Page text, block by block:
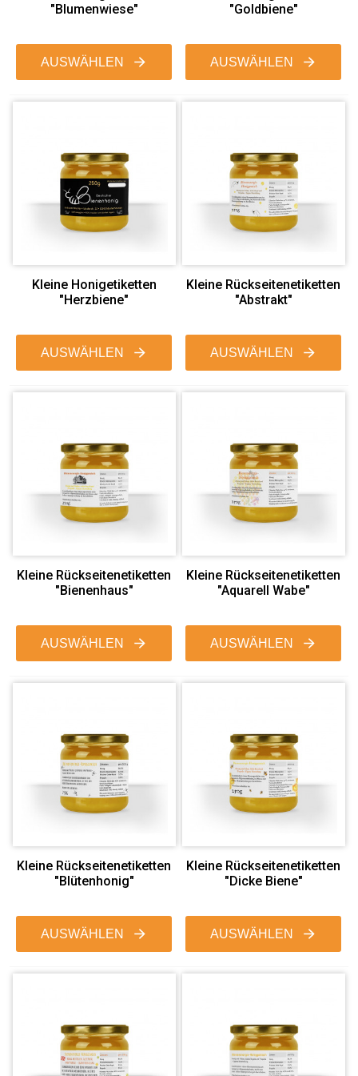
"Blumenwiese"
AUSWÄHLEN
"Goldbiene"
AUSWÄHLEN
Kleine Honigetiketten
"Herzbiene"
AUSWÄHLEN
Kleine Rückseitenetiketten
"Abstrakt"
AUSWÄHLEN
Kleine Rückseitenetiketten
"Bienenhaus"
AUSWÄHLEN
Kleine Rückseitenetiketten
"Aquarell Wabe"
AUSWÄHLEN
Kleine Rückseitenetiketten
"Blütenhonig"
AUSWÄHLEN
Kleine Rückseitenetiketten
"Dicke Biene"
AUSWÄHLEN